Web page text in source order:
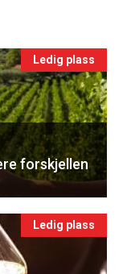
×
Ledig plass
forskjellen
Ledig plass